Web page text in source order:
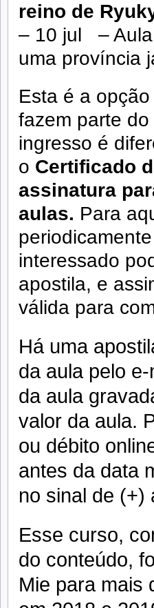
reino de
– 10 jul – Aula
uma província
Esta é a
fazem parte
ingresso é
o Certificado
assinatura
aulas. Para
interessado
apostila, e
válida para
Há uma
da aula pelo
da aula
valor da aula.
ou débito
antes da data
no sinal de (+)
Esse curso,
do conteúdo,
Mie para mais